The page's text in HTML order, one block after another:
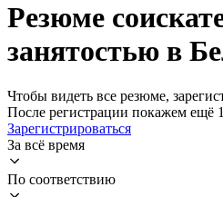
Резюме
занятостью в
Чтобы видеть все резюме,
После регистрации покажем ещё
Зарегистрироваться
За всё время
По соответствию